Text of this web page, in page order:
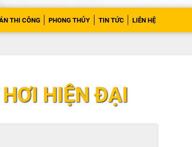
THI CÔNG PHONG THỦY TIN TỨC LIÊN HỆ
HIỆN ĐẠI